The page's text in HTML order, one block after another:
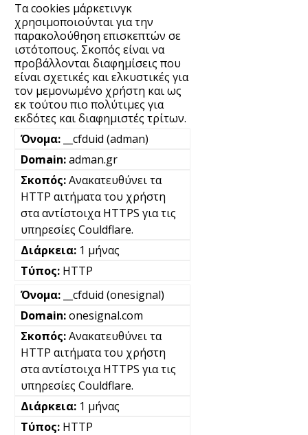
Τα cookies μάρκετινγκ
χρησιμοποιούνται για την
παρακολούθηση επισκεπτών σε
ιστότοπους. Σκοπός είναι να
προβάλλονται διαφημίσεις που
είναι σχετικές και ελκυστικές για
τον μεμονωμένο χρήστη και ως
εκ τούτου πιο πολύτιμες για
εκδότες και διαφημιστές τρίτων.
__cfduid (adman)
adman.gr
Ανακατευθύνει τα
HTTP αιτήματα του χρήστη
στα αντίστοιχα HTTPS για τις
υπηρεσίες Couldflare.
1 μήνας
HTTP
__cfduid (onesignal)
onesignal.com
Ανακατευθύνει τα
HTTP αιτήματα του χρήστη
στα αντίστοιχα HTTPS για τις
υπηρεσίες Couldflare.
1 μήνας
HTTP